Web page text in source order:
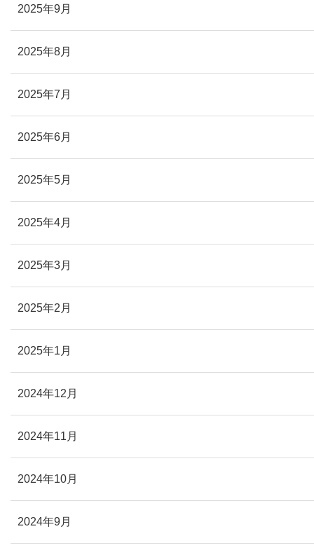
2025年9月
2025年8月
2025年7月
2025年6月
2025年5月
2025年4月
2025年3月
2025年2月
2025年1月
2024年12月
2024年11月
2024年10月
2024年9月